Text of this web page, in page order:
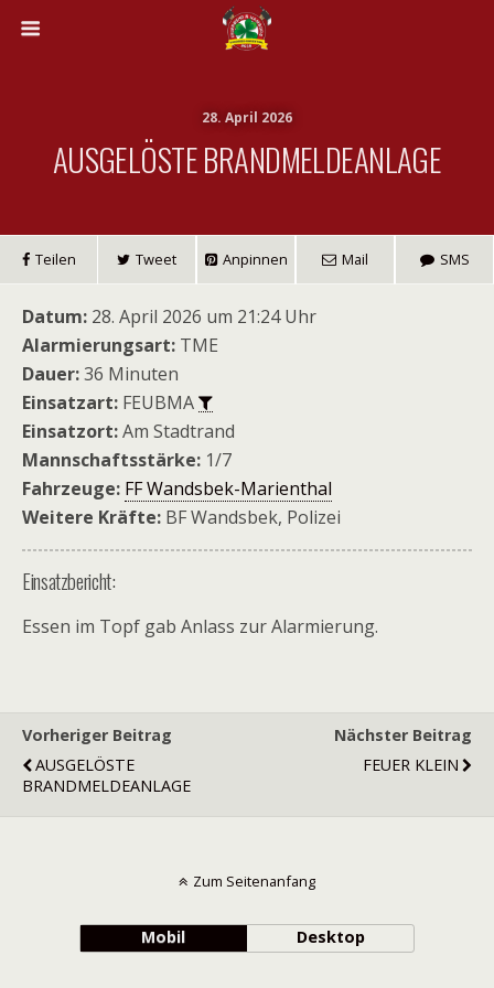
28. April 2026
AUSGELÖSTE BRANDMELDEANLAGE
Teilen Tweet Anpinnen Mail SMS
Datum: 28. April 2026 um 21:24 Uhr
Alarmierungsart: TME
Dauer:36 Minuten
Einsatzart: FEUBMA
Einsatzort:Am Stadtrand
Mannschaftsstärke: 1/7
Fahrzeuge: FF Wandsbek-Marienthal
Weitere Kräfte: BF Wandsbek, Polizei
Einsatzbericht:
Essen im Topf gab Anlass zur Alarmierung.
Vorheriger Beitrag
AUSGELÖSTE
BRANDMELDEANLAGE
Nächster Beitrag
FEUER KLEIN
Zum Seitenanfang
Mobil Desktop